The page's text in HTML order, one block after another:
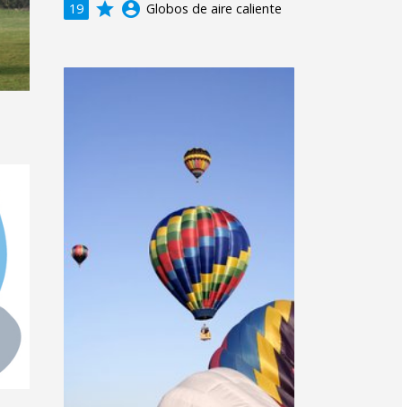
19 grade account_circle Globos de aire caliente